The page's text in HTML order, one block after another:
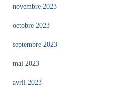
novembre 2023
octobre 2023
septembre 2023
mai 2023
avril 2023